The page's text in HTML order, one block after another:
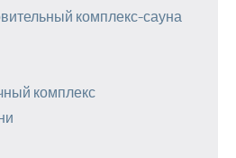
комплекс-сауна
комплекс